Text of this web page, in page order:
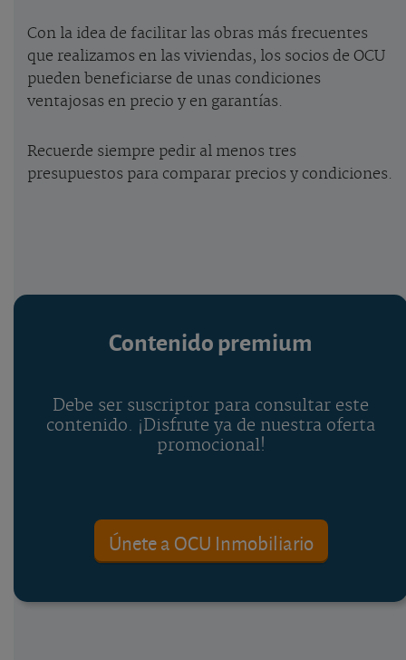
Con la idea de facilitar las obras más frecuentes
que realizamos en las viviendas, los socios de OCU
pueden beneficiarse de unas condiciones
ventajosas en precio y en garantías.
Recuerde siempre pedir al menos tres
presupuestos para comparar precios y condiciones.
Contenido premium
Debe ser suscriptor para consultar este
contenido. ¡Disfrute ya de nuestra oferta
promocional!
Únete a OCU Inmobiliario